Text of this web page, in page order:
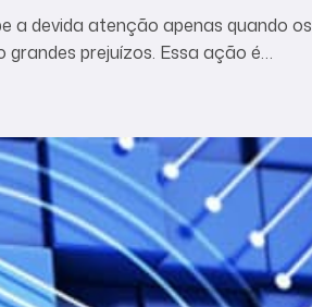
a devida atenção apenas quando os
prejuízos. Essa ação é